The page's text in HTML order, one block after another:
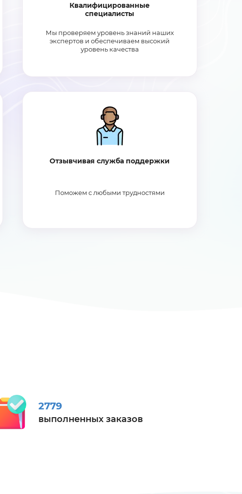
Квалифицированные
специалисты
Мы проверяем уровень знаний наших
экспертов и обеспечиваем высокий
уровень качества
Отзывчивая служба поддержки
Поможем с любыми трудностями
2779
выполненных заказов